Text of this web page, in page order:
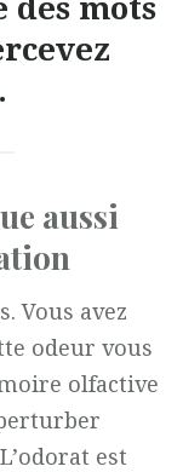
mots
aussi
Vous avez
odeur vous
olfactive
est